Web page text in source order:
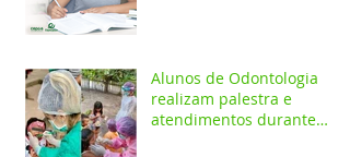
Alunos de Odontologia
realizam palestra e
atendimentos durante